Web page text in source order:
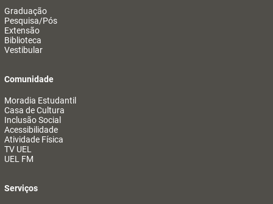
Graduação
Pesquisa/Pós
Extensão
Biblioteca
Vestibular
Comunidade
Moradia Estudantil
Casa de Cultura
Inclusão Social
Acessibilidade
Atividade Física
TV UEL
UEL FM
Serviços